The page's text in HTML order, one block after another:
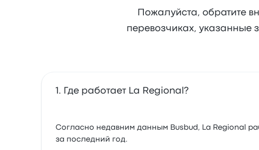
Пожалуйста, обратите
перевозчиках, указанные
Где работает La Regional?
Согласно недавним данным Busbud, La Regional
за последний год.